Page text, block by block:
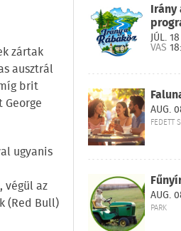
zártak
ausztrál
brit
ugyanis
végül az
(Red Bull)
Irány
JÚL.
VAS
AUG.
FEDETT
AUG.
PARK